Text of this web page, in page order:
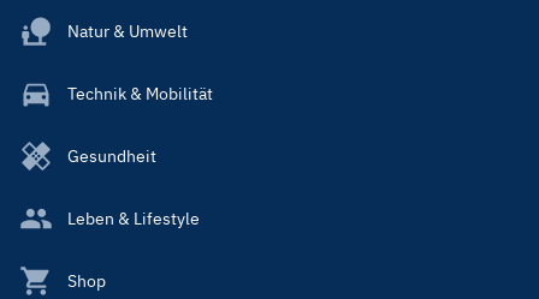
Natur & Umwelt
Technik & Mobilität
Gesundheit
Leben & Lifestyle
Shop